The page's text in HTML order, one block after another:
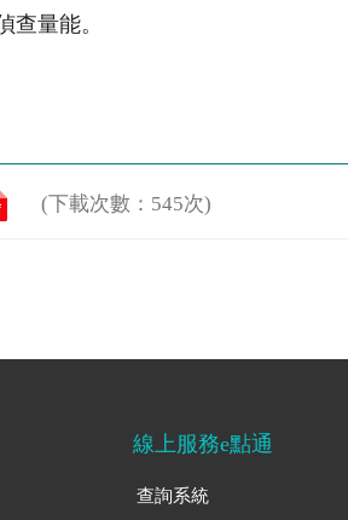
查量能。
(下載次數：545次)
線上服務e點通
查詢系統